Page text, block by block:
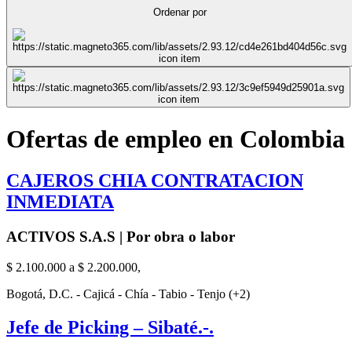
Ordenar por
Ofertas de empleo en Colombia
CAJEROS CHIA CONTRATACION
INMEDIATA
ACTIVOS S.A.S | Por obra o labor
$ 2.100.000 a $ 2.200.000,
Bogotá, D.C. - Cajicá - Chía - Tabio - Tenjo (+2)
Jefe de Picking – Sibaté.-.